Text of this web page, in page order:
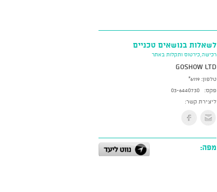
לשאלות בנושאים טכניים
רכישה,כירטוס ותקלות באתר
GoShow LTD
טלפון: *6119
פקס:
03-6440730
ליצירת קשר:
מפה: